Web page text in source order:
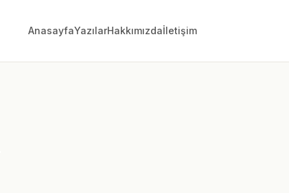
AnasayfaYazılarHakkımızdaİletişim